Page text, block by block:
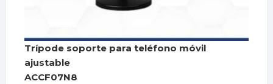
Trípode soporte para teléfono móvil
ajustable
ACCF07N8